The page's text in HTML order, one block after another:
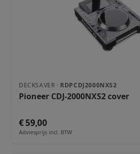
DECKSAVER · RDPCDJ2000NXS2
Pioneer CDJ-2000NXS2 cover
€ 59,00
Adviesprijs incl. BTW